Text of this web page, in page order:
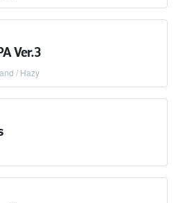
Ver.3
/ Hazy